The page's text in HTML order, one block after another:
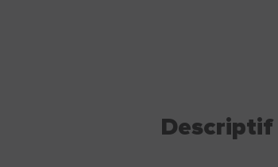
Descriptif